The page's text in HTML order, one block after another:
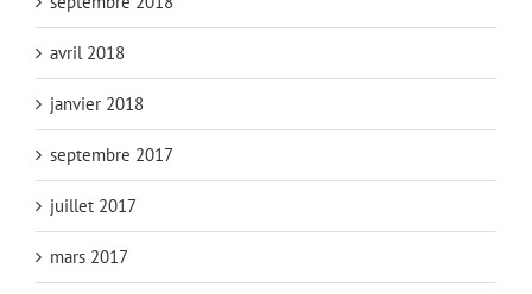
avril 2018
janvier 2018
septembre 2017
juillet 2017
mars 2017